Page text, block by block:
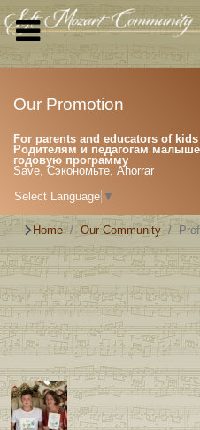
Our Promotion
For parents and educators of
Родителям и педагогам
годовую программу
Save, Сэкономьте, Ahorrar
Select Language ▼
Home Our Community